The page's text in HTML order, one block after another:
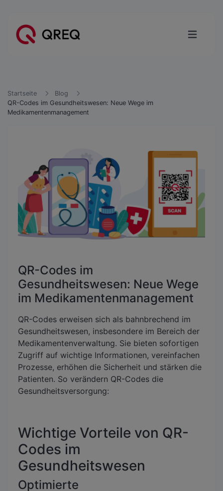
Startseite
Blog
QR-Codes im Gesundheitswesen: Neue Wege im
Medikamentenmanagement
QR-Codes im
Gesundheitswesen: Neue Wege
im Medikamentenmanagement
QR-Codes erweisen sich als bahnbrechend im
Gesundheitswesen, insbesondere im Bereich der
Medikamentenverwaltung. Sie bieten sofortigen
Zugriff auf wichtige Informationen, vereinfachen
Prozesse, erhöhen die Sicherheit und stärken die
Patienten. So verändern QR-Codes die
Gesundheitsversorgung:
Wichtige Vorteile von QR-
Codes im
Gesundheitswesen
Optimierte